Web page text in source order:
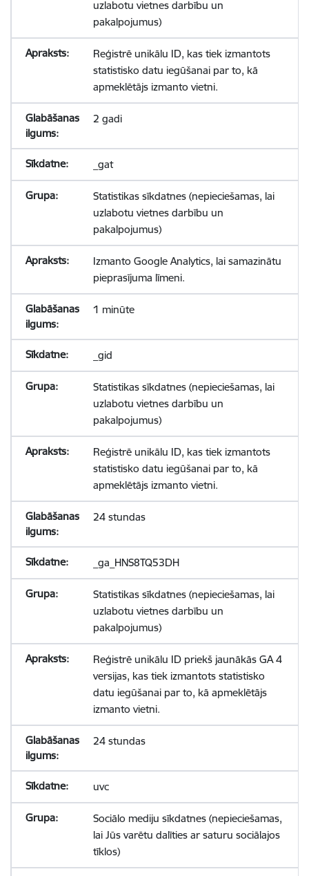
uzlabotu vietnes darbību un
pakalpojumus)
Reģistrē unikālu ID, kas tiek izmantots
statistisko datu iegūšanai par to, kā
apmeklētājs izmanto vietni.
2 gadi
_gat
Statistikas sīkdatnes (nepieciešamas, lai
uzlabotu vietnes darbību un
pakalpojumus)
Izmanto Google Analytics, lai samazinātu
pieprasījuma līmeni.
1 minūte
_gid
Statistikas sīkdatnes (nepieciešamas, lai
uzlabotu vietnes darbību un
pakalpojumus)
Reģistrē unikālu ID, kas tiek izmantots
statistisko datu iegūšanai par to, kā
apmeklētājs izmanto vietni.
24 stundas
_ga_HNS8TQ53DH
Statistikas sīkdatnes (nepieciešamas, lai
uzlabotu vietnes darbību un
pakalpojumus)
Reģistrē unikālu ID priekš jaunākās GA 4
versijas, kas tiek izmantots statistisko
datu iegūšanai par to, kā apmeklētājs
izmanto vietni.
24 stundas
uvc
Sociālo mediju sīkdatnes (nepieciešamas,
lai Jūs varētu dalīties ar saturu sociālajos
tīklos)